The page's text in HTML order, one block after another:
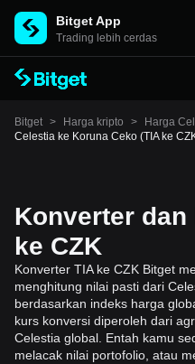
Bitget App
Trading lebih cerdas
Bitget > Harga kripto > Harga
Celestia ke Koruna Ceko (TIA ke
Konverter
ke CZK
Konverter TIA ke CZK Bitget
menghitung nilai pasti dari
berdasarkan indeks harga
kurs konversi diperoleh dari
Celestia global. Entah kamu
melacak nilai portofolio, atau